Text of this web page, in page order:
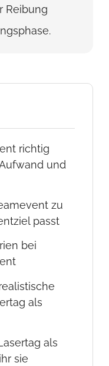
Reibung
richtig
und
zu
passt
bei
als
als
sie